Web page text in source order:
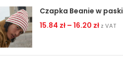
Czapka Beanie w paski
15.84 zł – 16.20 zł z VAT